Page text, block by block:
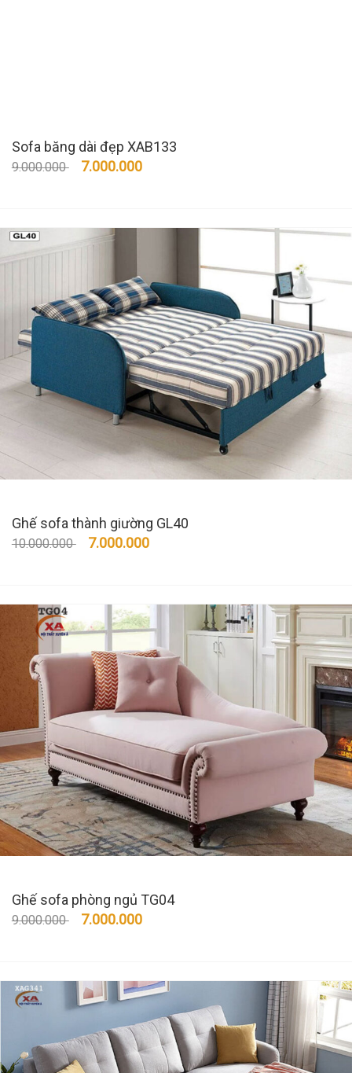
Sofa băng dài đẹp XAB133
9.000.000 7.000.000
Ghế sofa thành giường GL40
10.000.000 7.000.000
Ghế sofa phòng ngủ TG04
9.000.000 7.000.000